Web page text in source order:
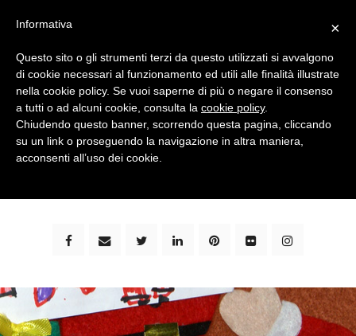
bimbi e viaggi - family travel blog: community #1 in
×
Informativa
Questo sito o gli strumenti terzi da questo utilizzati si avvalgono
di cookie necessari al funzionamento ed utili alle finalità illustrate
nella cookie policy. Se vuoi saperne di più o negare il consenso
a tutti o ad alcuni cookie, consulta la cookie policy.
Chiudendo questo banner, scorrendo questa pagina, cliccando
su un link o proseguendo la navigazione in altra maniera,
acconsenti all’uso dei cookie.